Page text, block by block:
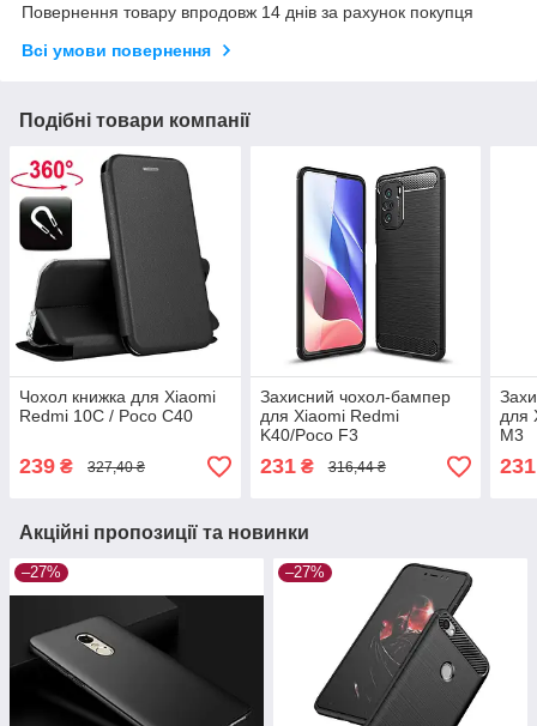
Повернення товару впродовж 14 днів за рахунок покупця
Всі умови повернення
Подібні товари компанії
Чохол книжка для Xiaomi
Redmi 10С / Poco C40
239 ₴ 327,40 ₴
Захисний чохол-бампер
для Xiaomi Redmi
K40/Poco F3
231₴ 316,44 ₴
для
M3
231
Акційні пропозиції та новинки
–27% –27%